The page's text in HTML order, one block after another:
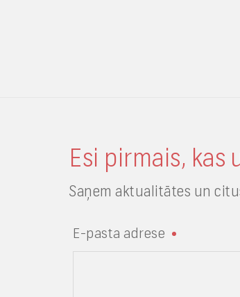
Esi pirmais, kas
Saņem aktualitātes un
E-pasta adrese